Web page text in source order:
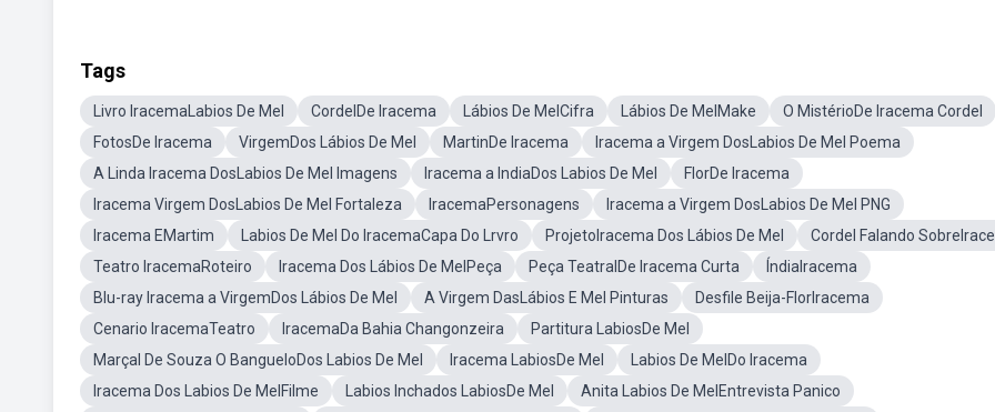
Tags
Livro IracemaLabios De Mel CordelDe Iracema Lábios De MelCifra Lábios De MelMake
O MistérioDe Iracema Cordel
FotosDe Iracema
VirgemDos Lábios De Mel MartinDe Iracema
Iracema a Virgem DosLabios De Mel Poema
A Linda Iracema DosLabios De Mel Imagens
Iracema a IndiaDos Labios De Mel
FlorDe Iracema
Iracema Virgem DosLabios De Mel Fortaleza
IracemaPersonagens
Iracema a Virgem DosLabios De Mel PNG
Iracema EMartim
Labios De Mel Do IracemaCapa Do Lrvro ProjetoIracema Dos Lábios De Mel
Cordel Falando
Teatro IracemaRoteiro
Iracema Dos Lábios De MelPeça Peça TeatralDe Iracema Curta
ÍndiaIracema
Blu-ray Iracema a VirgemDos Lábios De Mel
A Virgem DasLábios E Mel Pinturas
Desfile Beija-FlorIracema
Cenario IracemaTeatro
IracemaDa Bahia Changonzeira
Partitura LabiosDe Mel
Marçal De Souza O BangueloDos Labios De Mel
Iracema LabiosDe Mel
Labios De MelDo Iracema
Iracema Dos Labios De MelFilme
Labios Inchados LabiosDe Mel
Anita Labios De MelEntrevista Panico